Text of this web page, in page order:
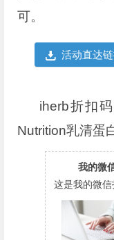
可。
活动直达
iherb折扣
Nutrition乳清蛋
我的微
这是我的微信